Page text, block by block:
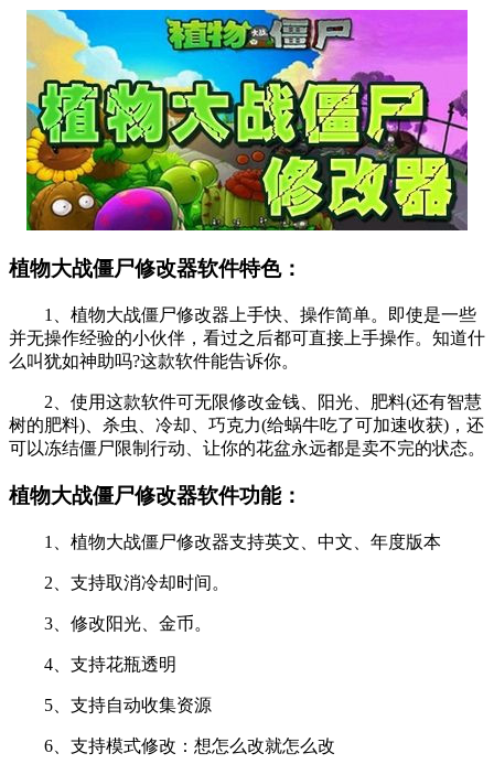
植物大战僵尸修改器软件特色：
1、植物大战僵尸修改器上手快、操作简单。即使是一些
并无操作经验的小伙伴，看过之后都可直接上手操作。知道什
么叫犹如神助吗?这款软件能告诉你。
2、使用这款软件可无限修改金钱、阳光、肥料(还有智慧
树的肥料)、杀虫、冷却、巧克力(给蜗牛吃了可加速收获)，还
可以冻结僵尸限制行动、让你的花盆永远都是卖不完的状态。
植物大战僵尸修改器软件功能：
1、植物大战僵尸修改器支持英文、中文、年度版本
2、支持取消冷却时间。
3、修改阳光、金币。
4、支持花瓶透明
5、支持自动收集资源
6、支持模式修改：想怎么改就怎么改